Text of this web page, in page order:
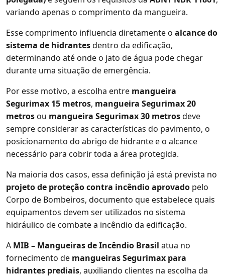
variando apenas o comprimento da mangueira.
Esse comprimento influencia diretamente o alcance do
sistema de hidrantesdentro da edificação,
determinando até onde o jato de água pode chegar
durante uma situação de emergência.
Por esse motivo, a escolha entre mangueira
Segurimax 15 metros, mangueira Segurimax 20
metrosou mangueira Segurimax 30 metrosdeve
sempre considerar as características do pavimento, o
posicionamento do abrigo de hidrante e o alcance
necessário para cobrir toda a área protegida.
Na maioria dos casos, essa definição já está prevista no
projeto de proteção contra incêndio aprovado pelo
Corpo de Bombeiros, documento que estabelece quais
equipamentos devem ser utilizados no sistema
hidráulico de combate a incêndio da edificação.
A MIB – Mangueiras de Incêndio Brasil atua no
fornecimento de mangueiras Segurimax para
hidrantes prediais, auxiliando clientes na escolha da